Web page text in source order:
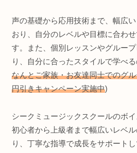
声の基礎から応用技術まで、幅広
おり、自分のレベルや目標に合わ
す。また、個別レッスンやグルー
り、自分に合ったスタイルで学べ
なんとご家族・お友達同士でのグ
円引きキャンペーン実施中)
シークミュージックスクールのボイ
初心者から上級者まで幅広いレベ
り、丁寧な指導で成長をサポートし